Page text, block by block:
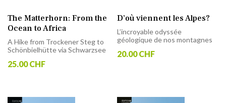
The Matterhorn: From the
Ocean to Africa
A Hike from Trockener Steg to
Schönbielhütte via Schwarzsee
25.00 CHF
D’où viennent les Alpes?
L’incroyable odyssée
géologique de nos montagnes
20.00 CHF